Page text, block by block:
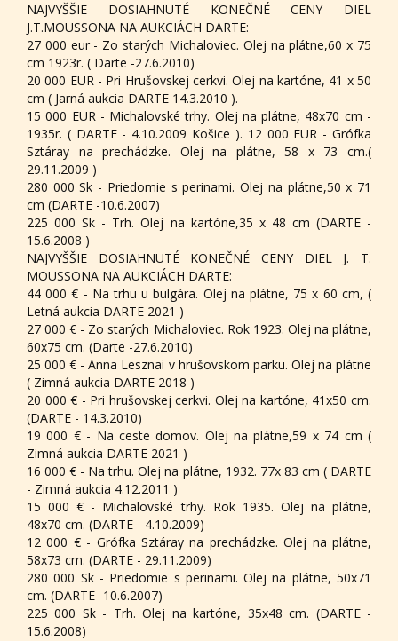
NAJVYŠŠIE DOSIAHNUTÉ KONEČNÉ CENY DIEL
J.T.MOUSSONA NA AUKCIÁCH DARTE:
27 000 eur - Zo starých Michaloviec. Olej na plátne,60 x 75
cm 1923r. ( Darte -27.6.2010)
20 000 EUR - Pri Hrušovskej cerkvi. Olej na kartóne, 41 x 50
cm ( Jarná aukcia DARTE 14.3.2010 ).
15 000 EUR - Michalovské trhy. Olej na plátne, 48x70 cm -
1935r. ( DARTE - 4.10.2009 Košice ). 12 000 EUR - Grófka
Sztáray na prechádzke. Olej na plátne, 58 x 73 cm.(
29.11.2009 )
280 000 Sk - Priedomie s perinami. Olej na plátne,50 x 71
cm (DARTE -10.6.2007)
225 000 Sk - Trh. Olej na kartóne,35 x 48 cm (DARTE -
15.6.2008 )
NAJVYŠŠIE DOSIAHNUTÉ KONEČNÉ CENY DIEL J. T.
MOUSSONA NA AUKCIÁCH DARTE:
44 000 € - Na trhu u bulgára. Olej na plátne, 75 x 60 cm, (
Letná aukcia DARTE 2021 )
27 000 € - Zo starých Michaloviec. Rok 1923. Olej na plátne,
60x75 cm. (Darte -27.6.2010)
25 000 € - Anna Lesznai v hrušovskom parku. Olej na plátne
( Zimná aukcia DARTE 2018 )
20 000 € - Pri hrušovskej cerkvi. Olej na kartóne, 41x50 cm.
(DARTE - 14.3.2010)
19 000 € - Na ceste domov. Olej na plátne,59 x 74 cm (
Zimná aukcia DARTE 2021 )
16 000 € - Na trhu. Olej na plátne, 1932. 77x 83 cm ( DARTE
- Zimná aukcia 4.12.2011 )
15 000 € - Michalovské trhy. Rok 1935. Olej na plátne,
48x70 cm. (DARTE - 4.10.2009)
12 000 € - Grófka Sztáray na prechádzke. Olej na plátne,
58x73 cm. (DARTE - 29.11.2009)
280 000 Sk - Priedomie s perinami. Olej na plátne, 50x71
cm. (DARTE -10.6.2007)
225 000 Sk - Trh. Olej na kartóne, 35x48 cm. (DARTE -
15.6.2008)